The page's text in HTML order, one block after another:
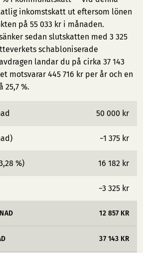
inkomstskatt ut eftersom lönen
på 55 033 kr i månaden.
sedan slutskatten med 3 325
schabloniserade
landar du på cirka 37 143
motsvarar 445 716 kr per år och en
25,7 %.
50 000 kr
−1 375 kr
%) 16 182 kr
−3 325 kr
12 857 KR
37 143 KR